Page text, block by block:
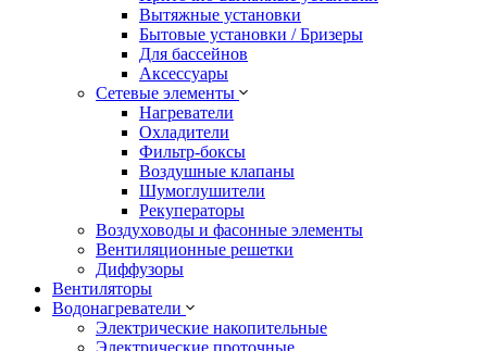
Вытяжные установки
Бытовые установки / Бризеры
Для бассейнов
Аксессуары
Сетевые элементы
Нагреватели
Охладители
Фильтр-боксы
Воздушные клапаны
Шумоглушители
Рекуператоры
Воздуховоды и фасонные элементы
Вентиляционные решетки
Диффузоры
Вентиляторы
Водонагреватели
Электрические накопительные
Электрические проточные